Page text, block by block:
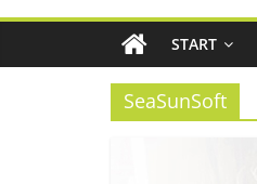
ข้อมูล
ธุรกิจ
START
SeaSunSoft